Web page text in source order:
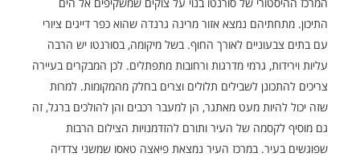
התיכון. מתחתיהם נמצא אזור מרינה גרנדה שהוא כפר דייגים ציורי
עם בתים צבעוניים לאורך החוף. בשל מיקומה, בסורנטו יש הרבה
עליות וירידות, גרמי מדרגות ורחובות מתפתלים. לכן המבקרים בעיירה
צריכים להתכונן לשבילים תלולים וצרים בחלק מהמקומות. למרות
שזה יכול להיות מעט מאתגר, הן למעבר רכבים והן להולכים ברגל, זה
גם מוסיף לקסמה של העיר ותורם להזדמנויות הצילום הרבות
שפוגשים בעיר. במרכז העיר נמצאת פיאצה טאסו שמשני צדדיה